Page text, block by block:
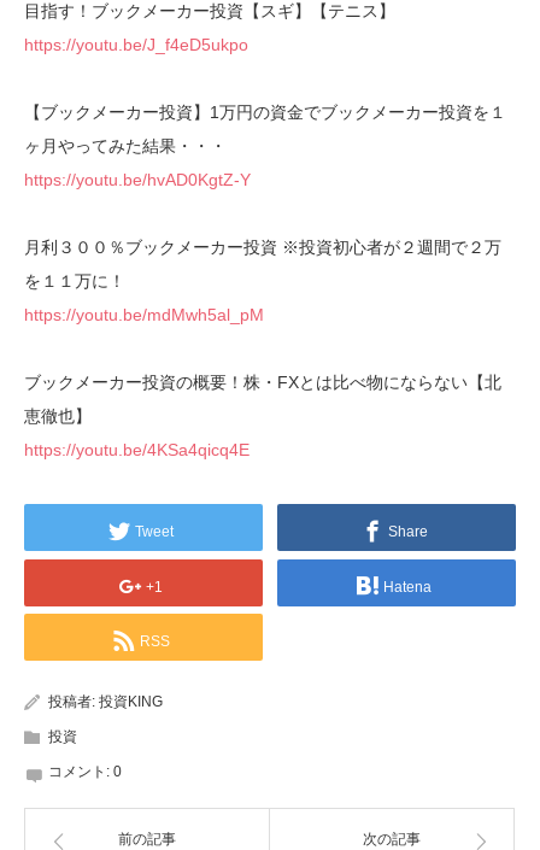
目指す！ブックメーカー投資【スギ】【テニス】
https://youtu.be/J_f4eD5ukpo
【ブックメーカー投資】1万円の資金でブックメーカー投資を１
ヶ月やってみた結果・・・
https://youtu.be/hvAD0KgtZ-Y
月利３００％ブックメーカー投資 ※投資初心者が２週間で２万
を１１万に！
https://youtu.be/mdMwh5al_pM
ブックメーカー投資の概要！株・FXとは比べ物にならない【北
恵徹也】
https://youtu.be/4KSa4qicq4E
Tweet Share
+1 Hatena
RSS
投稿者: 投資KING
投資
コメント: 0
前の記事 次の記事